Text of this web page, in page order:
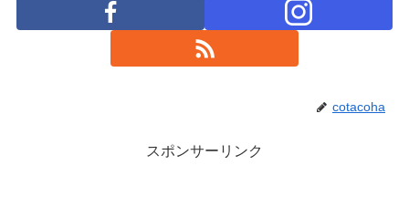
cotacoha
スポンサーリンク